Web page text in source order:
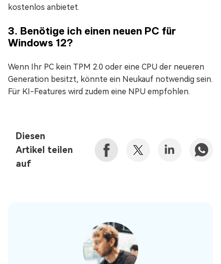
kostenlos anbietet.
3. Benötige ich einen neuen PC für
Windows 12?
Wenn Ihr PC kein TPM 2.0 oder eine CPU der neueren
Generation besitzt, könnte ein Neukauf notwendig sein.
Für KI-Features wird zudem eine NPU empfohlen.
Diesen
Artikel teilen
auf